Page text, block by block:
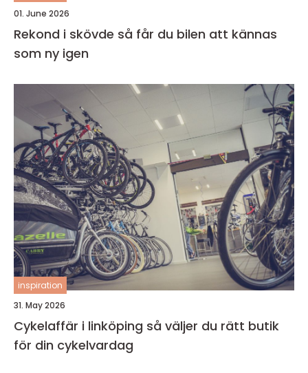
01. June 2026
Rekond i skövde så får du bilen att kännas
som ny igen
inspiration
31. May 2026
Cykelaffär i linköping så väljer du rätt butik
för din cykelvardag